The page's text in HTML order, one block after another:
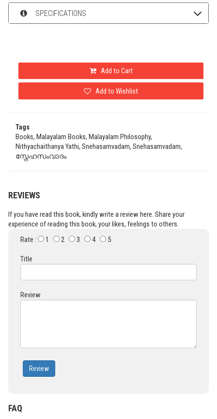
SPECIFICATIONS
Add to Cart
Add to Wishlist
Tags
Books, Malayalam Books, Malayalam Philosophy,
Nithyachaithanya Yathi, Snehasamvadam, Snehasamvadam,
സ്നേഹസംവാദം
REVIEWS
If you have read this book, kindly write a review here. Share your
experience of reading this book, your likes, feelings to others.
Rate :
1 2 3 4 5
Title
Review
Review
FAQ